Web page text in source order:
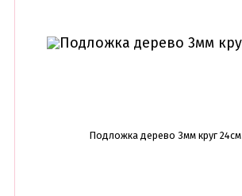
Подложка дерево 3мм круг 24см